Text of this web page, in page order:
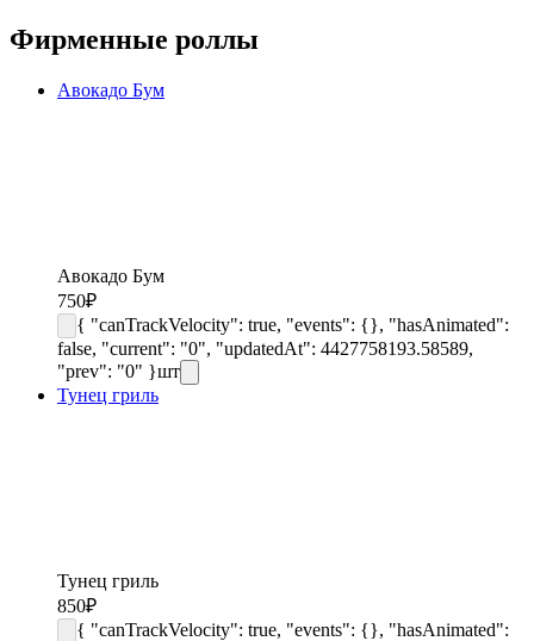
Фирменные роллы
Авокадо Бум
Авокадо Бум
750₽
{ "canTrackVelocity": true, "events": {}, "hasAnimated":
false, "current": "0", "updatedAt": 4427758193.58589,
"prev": "0" }шт
Тунец гриль
Тунец гриль
850₽
{ "canTrackVelocity": true, "events": {}, "hasAnimated":